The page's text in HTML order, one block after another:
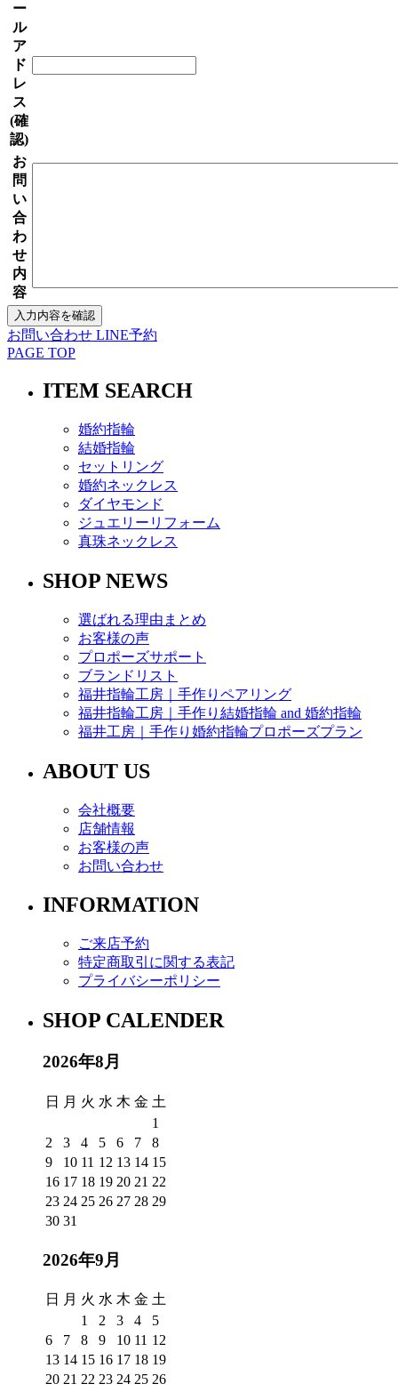
ー
ル
ア
ド
レ
ス
(確
認)
お
問
い
合
わ
せ
内
容
お問い合わせ LINE予約
PAGE TOP
ITEM SEARCH
婚約指輪
結婚指輪
セットリング
婚約ネックレス
ダイヤモンド
ジュエリーリフォーム
真珠ネックレス
SHOP NEWS
選ばれる理由まとめ
お客様の声
プロポーズサポート
ブランドリスト
福井指輪工房｜手作りペアリング
福井指輪工房｜手作り結婚指輪 and 婚約指輪
福井工房｜手作り婚約指輪プロポーズプラン
ABOUT US
会社概要
店舗情報
お客様の声
お問い合わせ
INFORMATION
ご来店予約
特定商取引に関する表記
プライバシーポリシー
SHOP CALENDER
2026年8月
日 月 火 水 木 金 土
1
2
3 4 5 6 7
8
9
10 11 12 13 14 15
16 17 18 19 20 21 22
23 24 25 26 27 28 29
30 31
2026年9月
日 月 火 水 木 金 土
1
2 3 4
5
6
7 8 9 10 11 12
13 14 15 16 17 18 19
20 21 22 23 24 25 26